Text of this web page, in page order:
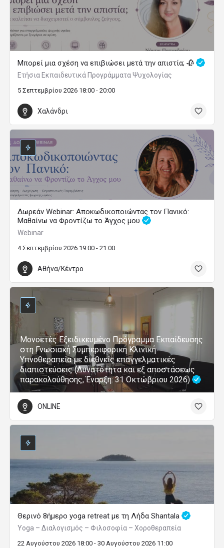
Μπορεί μια σχέση να επιβιώσει μετά την απιστία; 🥀
Ετήσια Εκπαιδευτικά Προγράμματα Ψυχολογίας
5 Σεπτεμβρίου 2026 18:00 - 20:00
Χαλάνδρι
Δωρεάν Webinar: Αποκωδικοποιώντας τον Πανικό:
Μαθαίνω να Φροντίζω το Άγχος μου
Webinar
4 Σεπτεμβρίου 2026 19:00 - 21:00
Αθήνα/Κέντρο
Μονοετές Εξειδικευμένο Πρόγραμμα Εκπαίδευσης
στη Γνωσιακή Συμπεριφορική Κλινική
Υπνοθεραπεία με διεθνείς επαγγελματικές
διαπιστεύσεις (Δυνατότητα και εξ αποστάσεως
παρακολούθησης, Έναρξη: 31 Οκτώβριου 2026)
ONLINE
Θερινό 8ήμερο yoga retreat με τη Λήδα Shantala
Yoga – Διαλογισμός – Φιλοσοφία – Χοροθεραπεία
22 Αυγούστου 2026 18:00 - 30 Αυγούστου 2026 11:00